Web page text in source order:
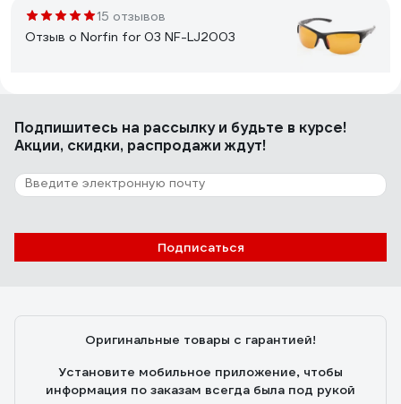
15 отзывов
Отзыв о Norfin for 03 NF-LJ2003
Все отлично.
17 отзывов
буквально проверить в пункте выдачи, и если её нет -
на мою голову 62 см налезли. Блики поглощаются
только на горизонтальных поверхностях, на наклонных
Подпишитесь на рассылкуи будьте в курсе!
Акции, скидки, распродажи ждут!
Подписаться
Оригинальные товары с гарантией!
Установите мобильное приложение, чтобы
информация по заказам всегда была под рукой